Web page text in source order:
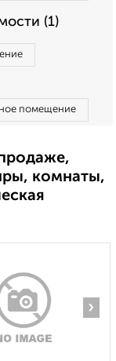
(1)
помещение
комнаты,
›